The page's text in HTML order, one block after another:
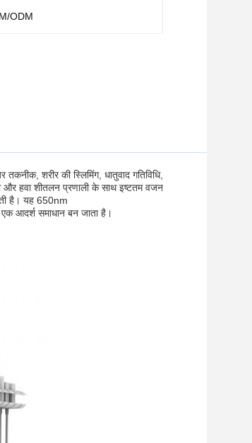
ODM
शरीर की स्लिमिंग, धातुवाद गतिविधि,
हवा शीतलन प्रणाली के साथ इष्टतम वजन
है। यह 650nm
आदर्श समाधान बन जाता है।